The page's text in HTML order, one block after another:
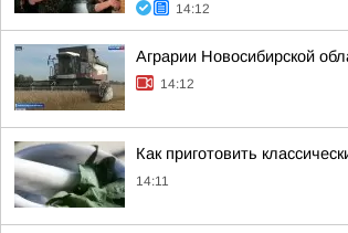
14:12
Аграрии Новосибирской
14:12
Как приготовить
14:11